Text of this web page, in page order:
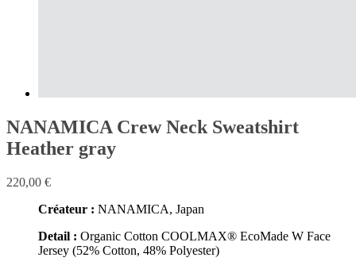
NANAMICA Crew Neck Sweatshirt
Heather gray
220,00 €
Créateur : NANAMICA, Japan
Detail : Organic Cotton COOLMAX® EcoMade W Face
Jersey (52% Cotton, 48% Polyester)